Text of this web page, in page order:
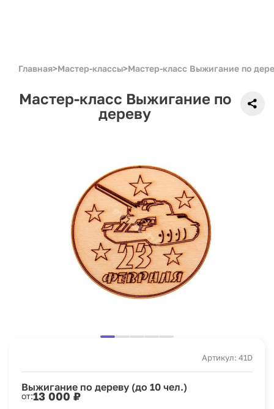
Главная>Мастер-классы>Мастер-класс Выжигание по
Мастер-класс Выжигание по
дереву
Артикул: 41D
Выжигание по дереву (до 10 чел.)
от:13 000 ₽